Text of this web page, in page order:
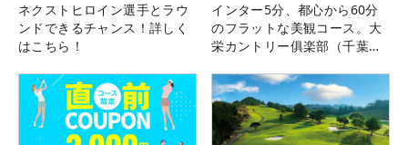
ネクストヒロイン選手とラウ
ンドできるチャンス！詳しく
はこちら！
インター5分、都心から60分
のフラットな美観コース。大
栄カントリー俱楽部（千葉